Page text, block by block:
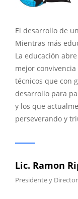
El desarrollo de
Mientras más
La educación
mejor
técnicos que con
desarrollo para
y los que
perseverando y
Lic. Ramon
Presidente y